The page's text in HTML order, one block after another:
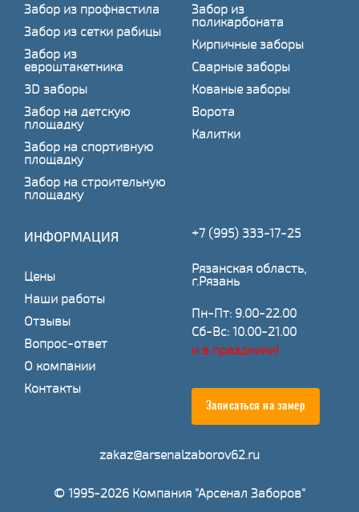
Забор из профнастила
Забор из сетки рабицы
Забор из
евроштакетника
3D заборы
Забор на детскую
площадку
Забор на спортивную
площадку
Забор на строительную
площадку
Забор из
поликарбоната
Кирпичные заборы
Сварные заборы
Кованые заборы
Ворота
Калитки
ИНФОРМАЦИЯ
Цены
Наши работы
Отзывы
Вопрос-ответ
О компании
Контакты
+7 (995) 333-17-25
Рязанская область,
г.Рязань
Пн-Пт: 9.00-22.00
Сб-Вс: 10.00-21.00
и в праздники!
Записаться на замер
zakaz@arsenalzaborov62.ru
© 1995-2026 Компания "Арсенал Заборов"